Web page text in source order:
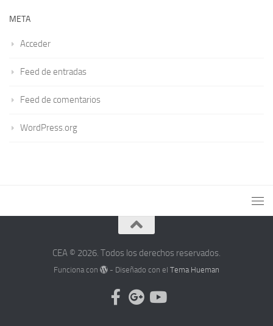
META
Acceder
Feed de entradas
Feed de comentarios
WordPress.org
CEA © 2026. Todos los derechos reservados.
Funciona con - Diseñado con elTema Hueman